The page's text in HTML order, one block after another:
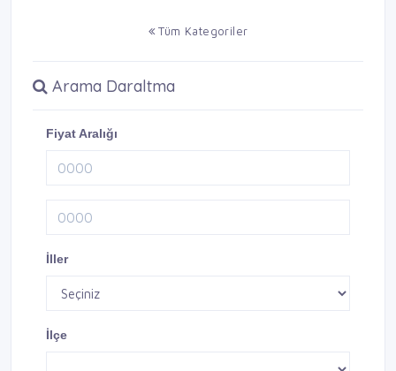
Tüm Kategoriler
Arama Daraltma
Fiyat Aralığı
İller
İlçe